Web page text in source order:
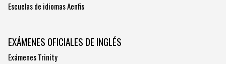
Escuelas de idiomas Aenfis
EXÁMENES OFICIALES DE INGLÉS
Exámenes Trinity